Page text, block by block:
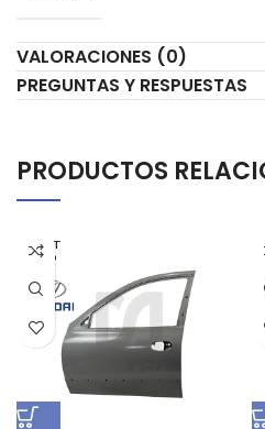
VALORACIONES (0)
PREGUNTAS Y RESPUESTAS
PRODUCTOS
AGOT
ADO